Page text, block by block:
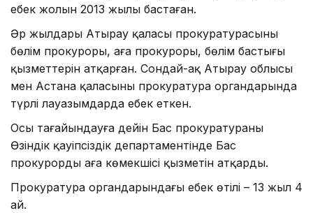
еңбек жолын 2013 жылы бастаған.
Әр жылдары Атырау қаласы прокуратурасының
бөлім прокуроры, аға прокуроры, бөлім бастығы
қызметтерін атқарған. Сондай-ақ Атырау облысы
мен Астана қаласының прокуратура органдарында
түрлі лауазымдарда еңбек еткен.
Осы тағайындауға дейін Бас прокуратураның
Өзіндік қауіпсіздік департаментінде Бас
прокурордың аға көмекшісі қызметін атқарды.
Прокуратура органдарындағы еңбек өтілі – 13 жыл 4
ай.